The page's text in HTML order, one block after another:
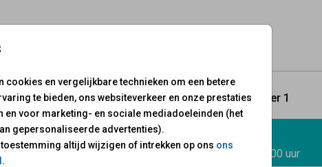
cookies en vergelijkbare technieken om een betere
te bieden, ons websiteverkeer en onze prestaties
en voor marketing- en sociale mediadoeleinden (het
gepersonaliseerde advertenties).
toestemming altijd wijzigen of intrekken op ons ons
.
Prijs:€ 0,45 per 1
klaar! Mail ons:
Op werkdagen van
10.00 - 17.00 uur